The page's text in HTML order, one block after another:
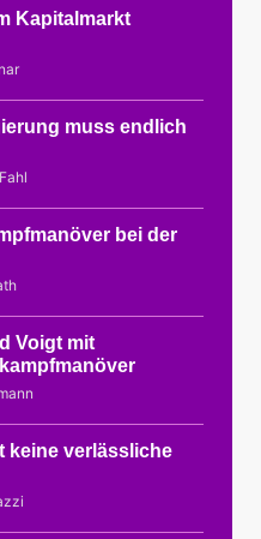
Kapitalmarkt
muss endlich
bei der
Voigt mit
keine verlässliche